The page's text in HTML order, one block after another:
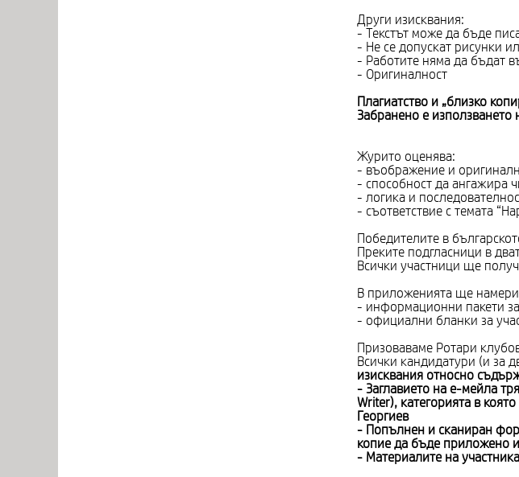
Други изисквания:
- Текстът може да бъде
- Не се допускат рисунки
- Работите няма да бъдат
- Оригиналност
Плагиатство и „близко
Забранено е използването
Журито оценява:
- въображение и
- способност да ангажира
- логика и
- съответствие с темата
Победителите в
Преките подгласници в
Всички участници ще
В приложенията ще
- информационни пакети за
- официални бланки за
Призоваваме Ротари
Всички кандидатури (и за
изисквания относно
- Заглавието на е-мейла
Writer), категорията в
Георгиев
- Попълнен и сканиран
копие да бъде приложено
- Материалите на